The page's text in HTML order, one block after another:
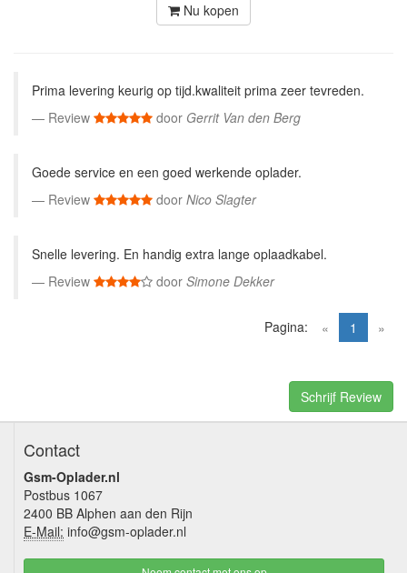
Nu kopen
Prima levering keurig op tijd.kwaliteit prima zeer tevreden.
Review
door Gerrit Van den Berg
Goede service en een goed werkende oplader.
Review
door Nico Slagter
Snelle levering. En handig extra lange oplaadkabel.
Review
door Simone Dekker
« 1 (current)
»
Pagina:
Schrijf Review
Contact
Gsm-Oplader.nl
Postbus 1067
2400 BB Alphen aan den Rijn
E-Mail: info@gsm-oplader.nl